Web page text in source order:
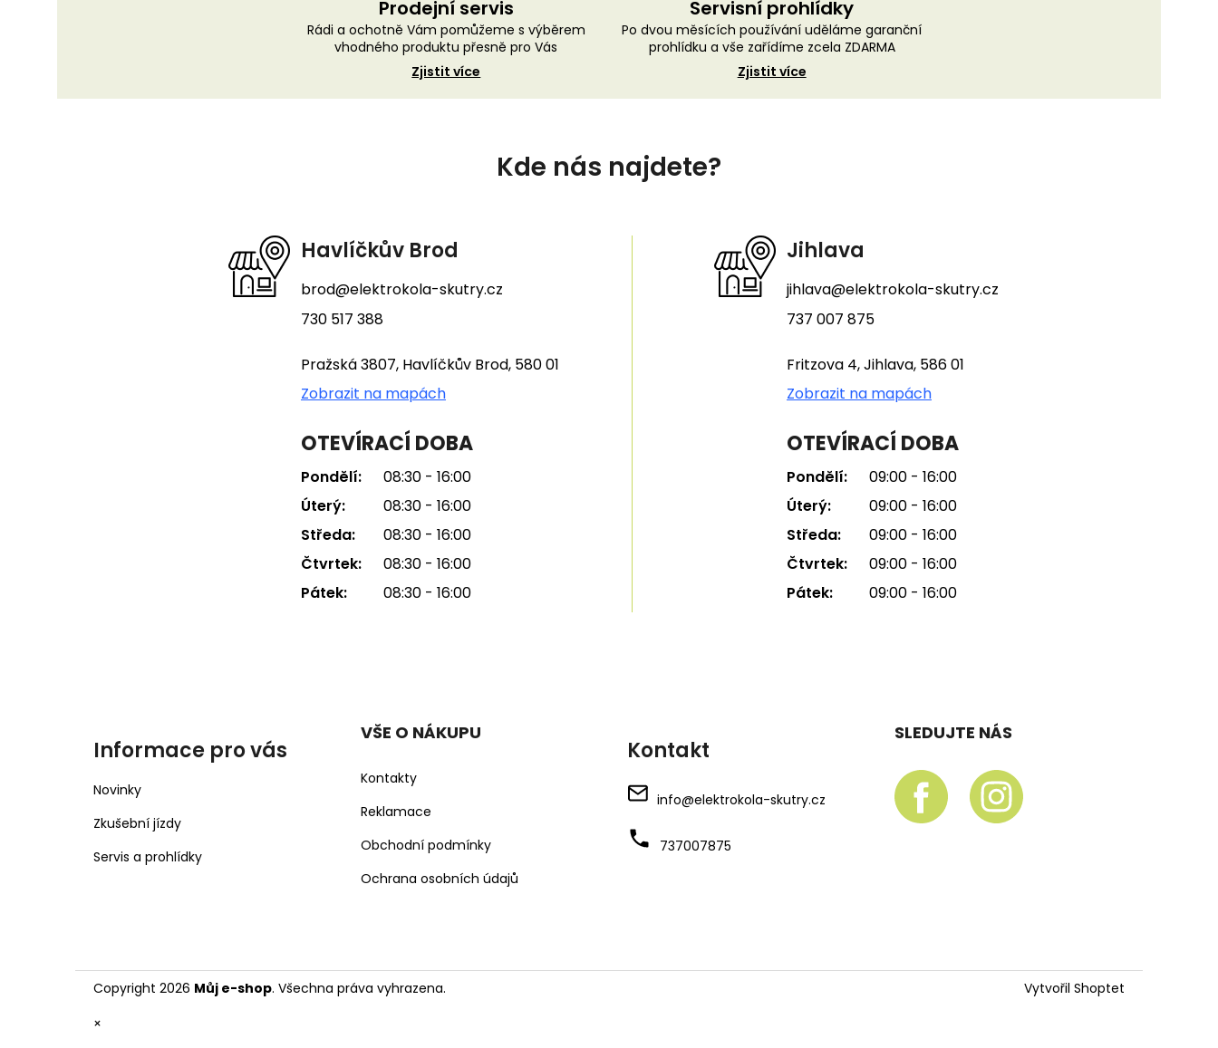
Prodejní servis
Rádi a ochotně Vám pomůžeme s výběrem
vhodného produktu přesně pro Vás
Zjistit více
Servisní prohlídky
Po dvou měsících používání uděláme garanční
prohlídku a vše zařídíme zcela ZDARMA
Zjistit více
Kde nás najdete?
Havlíčkův Brod
brod@elektrokola-skutry.cz
730 517 388
Pražská 3807, Havlíčkův Brod, 580 01
Zobrazit na mapách
OTEVÍRACÍ DOBA
Pondělí:
08:30 - 16:00
Úterý:
08:30 - 16:00
Středa:
08:30 - 16:00
Čtvrtek:
08:30 - 16:00
Pátek:
08:30 - 16:00
Jihlava
jihlava@elektrokola-skutry.cz
737 007 875
Fritzova 4, Jihlava, 586 01
Zobrazit na mapách
OTEVÍRACÍ DOBA
Pondělí:
09:00 - 16:00
Úterý:
09:00 - 16:00
Středa:
09:00 - 16:00
Čtvrtek:
09:00 - 16:00
Pátek:
09:00 - 16:00
Informace pro vás
Novinky
Zkušební jízdy
Servis a prohlídky
VŠE O NÁKUPU
Kontakty
Reklamace
Obchodní podmínky
Ochrana osobních údajů
Kontakt
info@elektrokola-skutry.cz
737007875
SLEDUJTE NÁS
Vytvořil Shoptet
Copyright 2026 Můj e-shop. Všechna práva vyhrazena.
×